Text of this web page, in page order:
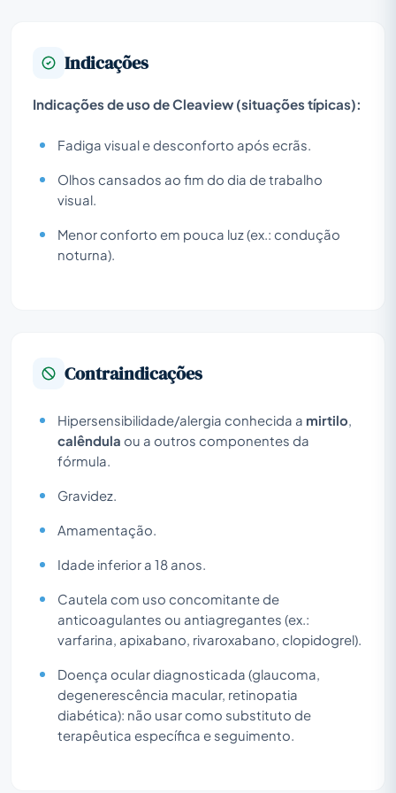
Indicações
Indicações de uso de Cleaview (situações típicas):
Fadiga visual e desconforto após ecrãs.
Olhos cansados ao fim do dia de trabalho
visual.
Menor conforto em pouca luz (ex.: condução
noturna).
Contraindicações
Hipersensibilidade/alergia conhecida a mirtilo,
calêndula ou a outros componentes da
fórmula.
Gravidez.
Amamentação.
Idade inferior a 18 anos.
Cautela com uso concomitante de
anticoagulantes ou antiagregantes (ex.:
varfarina, apixabano, rivaroxabano, clopidogrel).
Doença ocular diagnosticada (glaucoma,
degenerescência macular, retinopatia
diabética): não usar como substituto de
terapêutica específica e seguimento.